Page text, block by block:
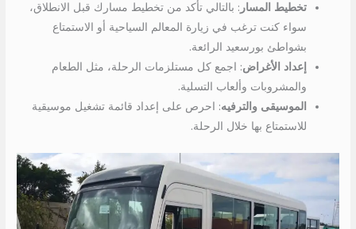
تخطيط المسار : بالتالي تأكد من تخطيط مسارك قبل الانطلاق،
سواء كنت ترغب في زيارة المعالم السياحية أو الاستمتاع
بشواطئ بورسعيد الرائعة.
إعداد الأغراض: اجمع كل مستلزمات الرحلة، مثل الطعام
والمشروبات وألعاب التسلية.
الموسيقى والترفيه: احرص على إعداد قائمة تشغيل موسيقية
للاستمتاع بها خلال الرحلة.